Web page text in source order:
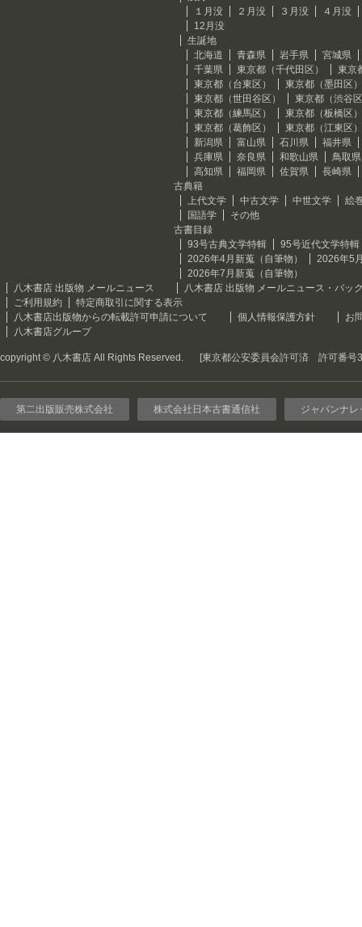
１月没
２月没 ３月没
４月没
12月没
生誕地
北海道
青森県 岩手県
宮城県
千葉県
東京都（千代田区）
東京
東京都（台東区）
東京都（墨田区）
東京都（世田谷区）
東京都（渋谷
東京都（練馬区）
東京都（板橋区）
東京都（葛飾区）
東京都（江東区）
新潟県
富山県 石川県
福井県
兵庫県
奈良県 和歌山県
鳥取県
高知県
福岡県 佐賀県
長崎県
古典籍
上代文学
中古文学 中世文学
絵
国語学
その他
古書目録
93号古典文学特輯
95号近代文学特輯
2026年4月新蒐（自筆物）
2026年5
2026年7月新蒐（自筆物）
八木書店 出版物 メールニュース
八木書店 出版物 メールニュース・バッ
ご利用規約
特定商取引に関する表示
八木書店出版物からの転載許可申請について
個人情報保護方針
お
八木書店グループ
copyright © 八木書店 All Rights Reserved. [東京都公安委員会許可済 許可番号
第二出版販売株式会社 株式会社日本古書通信社 ジャパンナレ